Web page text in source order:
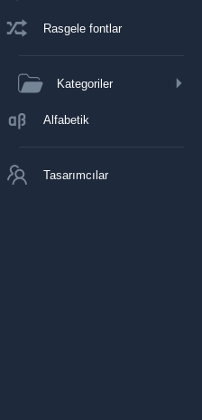
Rasgele fontlar
Kategoriler
Alfabetik
Tasarımcılar